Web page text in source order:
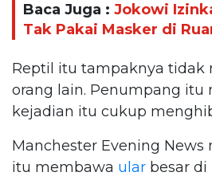
Baca Juga : Jokowi
Tak Pakai Masker di
Reptil itu tampaknya tidak
orang lain. Penumpang itu
kejadian itu cukup
Manchester Evening News
itu membawa ular besar di